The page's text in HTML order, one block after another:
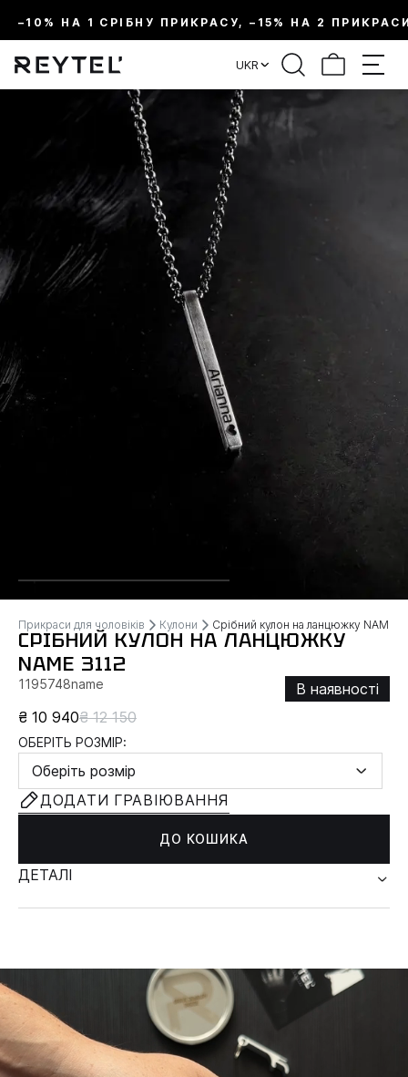
–10% НА 1 СРІБНУ ПРИКРАСУ, –15% НА 2
UKR
Прикраси для чоловіків Кулони Срібний кулон на ланцюжку NAME
СРІБНИЙ КУЛОН НА ЛАНЦЮЖКУ
NAME 3112
1195748name
В наявності
₴ 10 940₴ 12 150
ОБЕРІТЬ РОЗМІР:
Оберіть розмір
ДОДАТИ ГРАВІЮВАННЯ
ДО КОШИКА
ДЕТАЛІ